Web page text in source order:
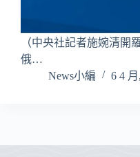
（中央社記者施婉清開
俄…
News小編
6 4